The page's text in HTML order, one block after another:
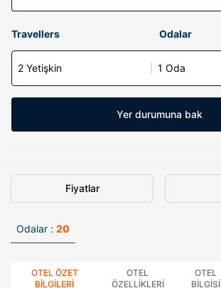
Travellers Odalar
2 Yetişkin 1 Oda
Yer durumuna bak
Fiyatlar
Odalar : 20
OTEL ÖZET
BILGILERI
OTEL
ÖZELLIKLERI
OTEL
BILGISI